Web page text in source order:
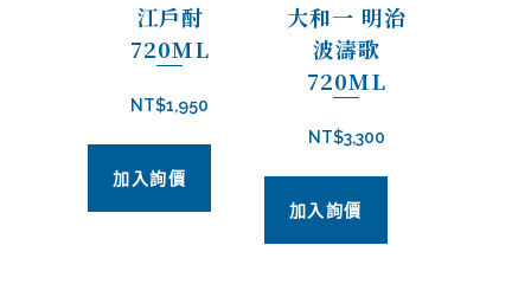
江戶酎
720ML
NT$1,950
加入詢價
大和一 明治
波濤歌
720ML
NT$3,300
加入詢價